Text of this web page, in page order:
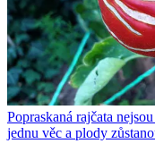
Popraskaná rajčata
jednu věc a plody